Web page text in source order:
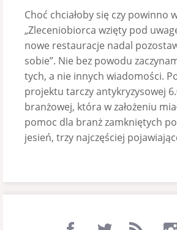
Choć chciałoby się czy powinno
„Zleceniobiorca wzięty pod
nowe restauracje nadal
sobie”. Nie bez powodu
tych, a nie innych wiadomości.
projektu tarczy antykryzysowej
branżowej, która w założeniu
pomoc dla branż zamkniętych
jesień, trzy najczęściej